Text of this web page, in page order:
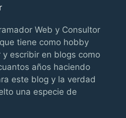
Web y Consultor
tiene como hobby
y escribir en blogs como
años haciendo
este blog y la verdad
una especie de